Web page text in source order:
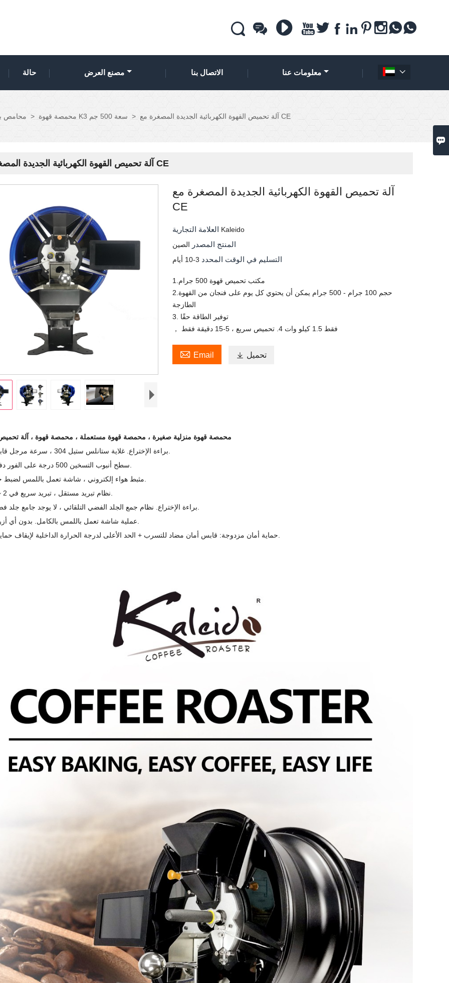

        
حالة مصنع العرض الاتصال بنا معلومات عنا 
محامص > محمصة قهوة K3 سعة 500 جم > آلة تحميص القهوة الكهربائية الجديدة المصغرة مع CE
آلة تحميص القهوة الكهربائية الجديدة المصغرة مع CE
آلة تحميص القهوة الكهربائية الجديدة المصغرة مع
CE
Kaleido
المنتج المصدر الصين
التسليم في الوقت المحدد 3-10 أيام
1.مكتب تحميص قهوة 500 جرام
2.حجم 100 جرام - 500 جرام يمكن أن يحتوي كل يوم على فنجان من القهوة
الطازجة
3. توفير الطاقة حقًا
， فقط 1.5 كيلو وات 4. تحميص سريع ، 5-15 دقيقة فقط
 Email  تحميل
محمصة قهوة منزلية صغيرة ، محمصة قهوة مستعملة ، محمصة قهوة ، آلة